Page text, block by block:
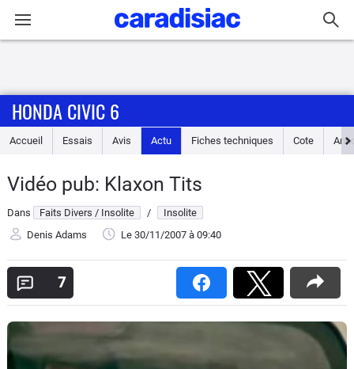
Accueil
Essais
Guide
Electriques
Utilitaires
HONDA CIVIC 6
Accueil Essais Avis Actu Fiches techniques Cote
Vidéo pub: Klaxon Tits
Dans Faits Divers / Insolite /
Insolite
Denis Adams
Le 30/11/2007 à 09:40
7